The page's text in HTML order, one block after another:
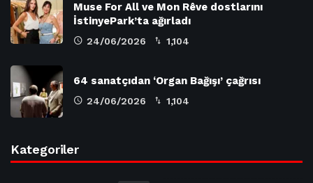
Muse For All ve Mon Rêve dostlarını
İstinyePark’ta ağırladı
24/06/2026 1,104
64 sanatçıdan ‘Organ Bağışı’ çağrısı
24/06/2026 1,104
Kategoriler